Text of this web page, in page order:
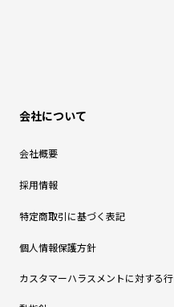
会社について
会社概要
採用情報
特定商取引に基づく表記
個人情報保護方針
カスタマーハラスメントに対する行